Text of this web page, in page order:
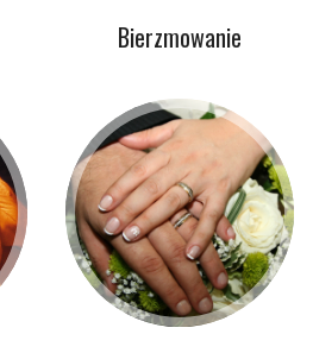
Bierzmowanie